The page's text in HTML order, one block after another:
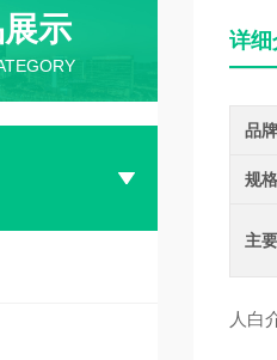
示 详细
品
规
主
人白